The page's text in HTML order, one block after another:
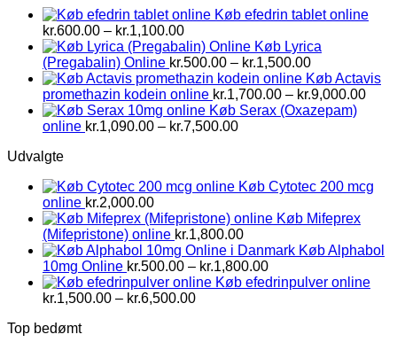
Køb efedrin tablet online
kr.600.00 – kr.1,100.00Prisinterval:
kr.600.00
til
kr.1,100.00
Køb Lyrica
(Pregabalin) Online kr.500.00 – kr.1,500.00Prisinterval:
kr.500.00
til
kr.1,500.00
Køb Actavis
promethazin kodein online kr.1,700.00 – kr.9,000.00
Køb Serax (Oxazepam)
online kr.1,090.00 – kr.7,500.00Prisinterval:
Udvalgte
Køb Cytotec 200 mcg
online kr.2,000.00
Køb Mifeprex
(Mifepristone) online kr.1,800.00
Køb Alphabol
10mg Online kr.500.00 – kr.1,800.00Prisinterval:
kr.500.00
Køb efedrinpulver online
kr.1,500.00 – kr.6,500.00Prisinterval:
Top bedømt